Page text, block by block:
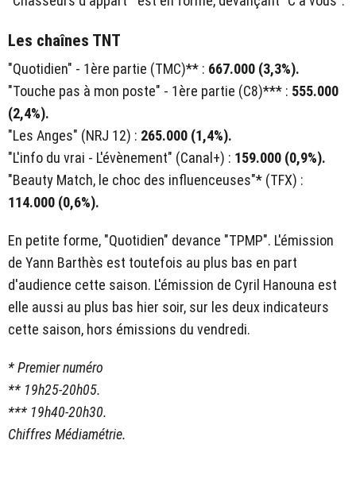
Les chaînes TNT
"Quotidien" - 1ère partie (TMC)** : 667.000 (3,3%).
"Touche pas à mon poste" - 1ère partie (C8)*** : 555.000
(2,4%).
"Les Anges" (NRJ 12) : 265.000 (1,4%).
"L'info du vrai - L'évènement" (Canal+) : 159.000 (0,9%).
"Beauty Match, le choc des influenceuses"* (TFX) :
114.000 (0,6%).
En petite forme, "Quotidien" devance "TPMP". L'émission
de Yann Barthès est toutefois au plus bas en part
d'audience cette saison. L'émission de Cyril Hanouna est
elle aussi au plus bas hier soir, sur les deux indicateurs
cette saison, hors émissions du vendredi.
* Premier numéro
** 19h25-20h05.
*** 19h40-20h30.
Chiffres Médiamétrie.